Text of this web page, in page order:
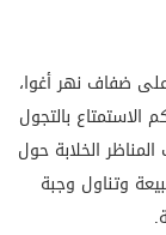
ضفاف نهر أغوا،
الاستمتاع بالتجول
الخلابة حول
وتناول وجبة